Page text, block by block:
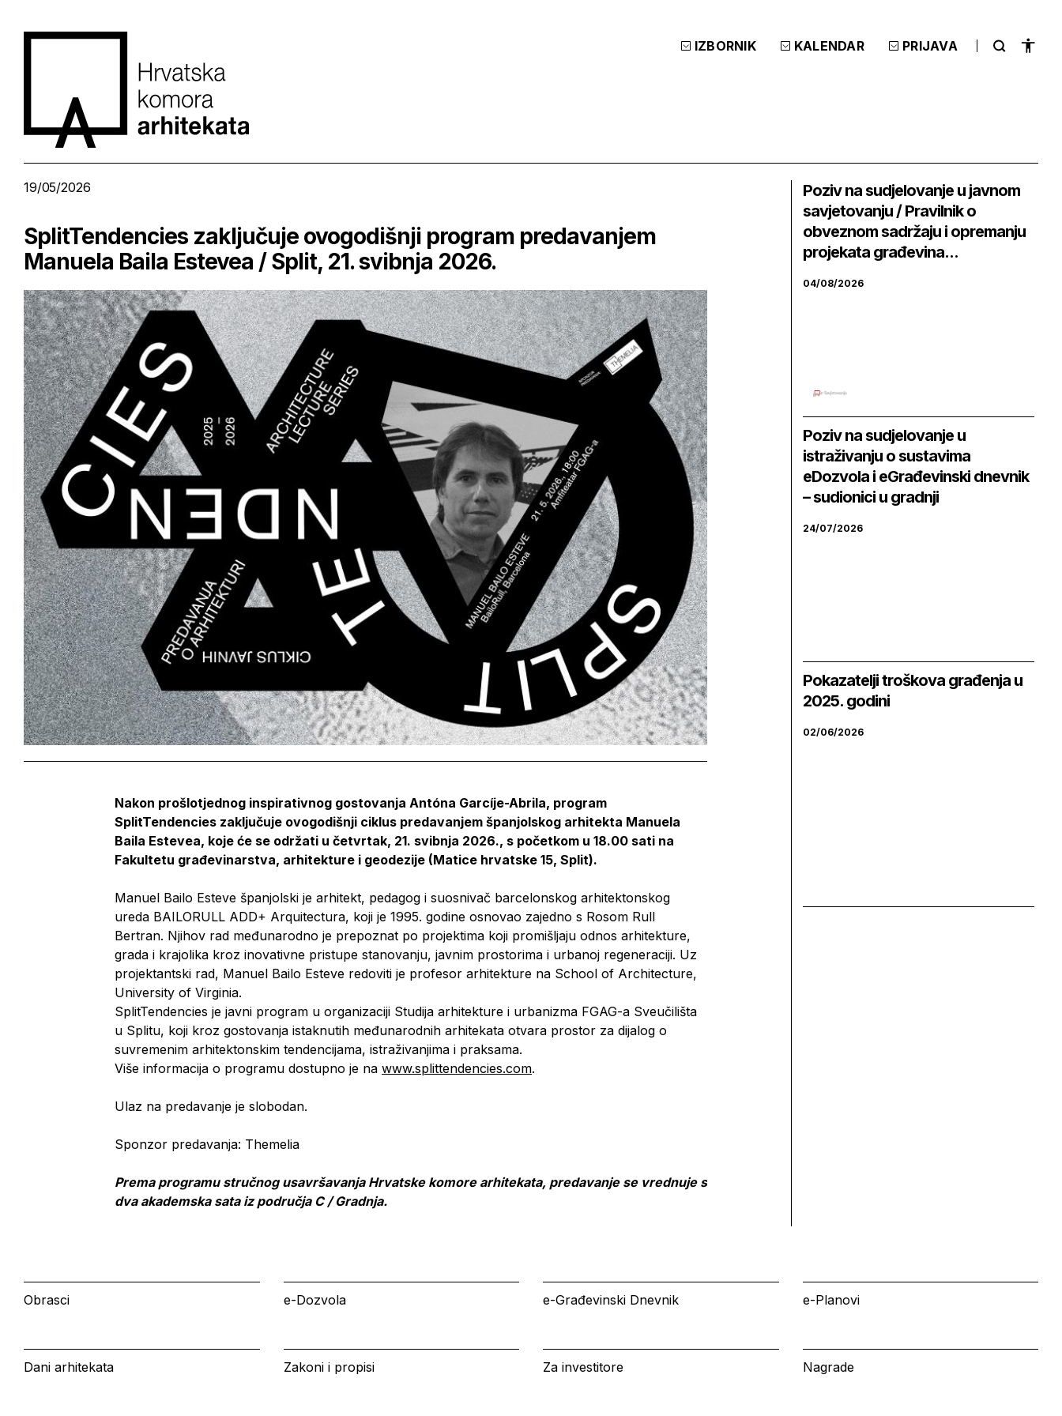
IZBORNIK KALENDAR PRIJAVA
19/05/2026
SplitTendencies zaključuje ovogodišnji program predavanjem
Manuela Baila Estevea / Split, 21. svibnja 2026.
Nakon prošlotjednog inspirativnog gostovanja Antóna Garcíje-Abrila, program
SplitTendencies zaključuje ovogodišnji ciklus predavanjem španjolskog arhitekta Manuela
Baila Estevea, koje će se održati u četvrtak, 21. svibnja 2026., s početkom u 18.00 sati na
Fakultetu građevinarstva, arhitekture i geodezije (Matice hrvatske 15, Split).
Manuel Bailo Esteve španjolski je arhitekt, pedagog i suosnivač barcelonskog arhitektonskog
ureda BAILORULL ADD+ Arquitectura, koji je 1995. godine osnovao zajedno s Rosom Rull
Bertran. Njihov rad međunarodno je prepoznat po projektima koji promišljaju odnos arhitekture,
grada i krajolika kroz inovativne pristupe stanovanju, javnim prostorima i urbanoj regeneraciji. Uz
projektantski rad, Manuel Bailo Esteve redoviti je profesor arhitekture na School of Architecture,
University of Virginia.
SplitTendencies je javni program u organizaciji Studija arhitekture i urbanizma FGAG-a Sveučilišta
u Splitu, koji kroz gostovanja istaknutih međunarodnih arhitekata otvara prostor za dijalog o
suvremenim arhitektonskim tendencijama, istraživanjima i praksama.
Više informacija o programu dostupno je na www.splittendencies.com.
Ulaz na predavanje je slobodan.
Sponzor predavanja: Themelia
Prema programu stručnog usavršavanja Hrvatske komore arhitekata, predavanje se vrednuje s
dva akademska sata iz područja C / Gradnja.
Poziv na sudjelovanje u javnom
savjetovanju / Pravilnik o
obveznom sadržaju i opremanju
projekata građevina...
04/08/2026
Poziv na sudjelovanje u
istraživanju o sustavima
eDozvola i eGrađevinski dnevnik
– sudionici u gradnji
24/07/2026
Pokazatelji troškova građenja u
2025. godini
02/06/2026
Obrasci e-Dozvola e-Građevinski Dnevnik e-Planovi
Dani arhitekata Zakoni i propisi Za investitore Nagrade